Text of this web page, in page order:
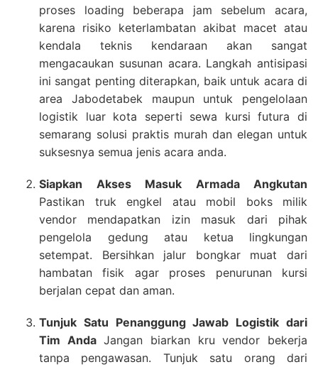
proses loading beberapa jam sebelum acara,
karena risiko keterlambatan akibat macet atau
kendala teknis kendaraan akan sangat
mengacaukan susunan acara. Langkah antisipasi
ini sangat penting diterapkan, baik untuk acara di
area Jabodetabek maupun untuk pengelolaan
logistik luar kota seperti sewa kursi futura di
semarang solusi praktis murah dan elegan untuk
suksesnya semua jenis acara anda.
Siapkan Akses Masuk Armada Angkutan
Pastikan truk engkel atau mobil boks milik
vendor mendapatkan izin masuk dari pihak
pengelola gedung atau ketua lingkungan
setempat. Bersihkan jalur bongkar muat dari
hambatan fisik agar proses penurunan kursi
berjalan cepat dan aman.
Tunjuk Satu Penanggung Jawab Logistik dari
Tim AndaJangan biarkan kru vendor bekerja
tanpa pengawasan. Tunjuk satu orang dari